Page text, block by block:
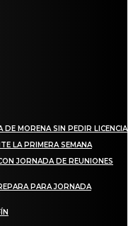
MORENA SIN PEDIR LICENCIA
LA PRIMERA SEMANA
JORNADA DE REUNIONES
PARA JORNADA